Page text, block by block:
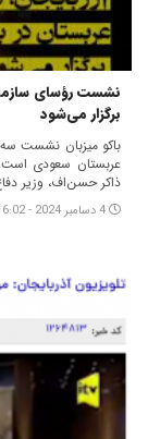
نشست رؤسای
برگزار می‌شود
باکو میزبان نشست
عربستان سعودی
ذاکر حسن‌اف، وزیر
4 دسامبر 2024 - 16:02